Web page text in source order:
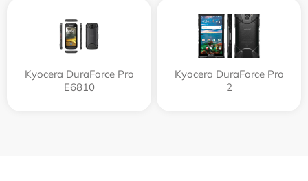
Kyocera DuraForce Pro
E6810
Kyocera DuraForce Pro
2